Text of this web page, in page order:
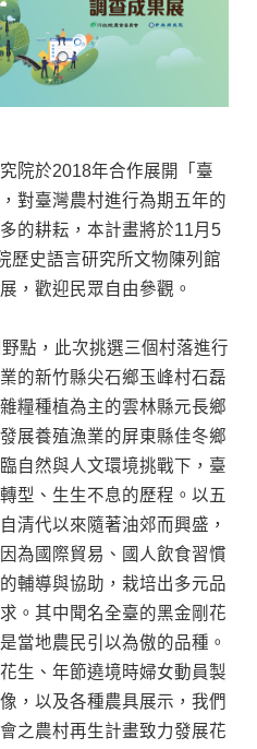
院於2018年合作展開「臺
對臺灣農村進行為期五年的
的耕耘，本計畫將於11月5
歷史語言研究所文物陳列館
，歡迎民眾自由參觀。
點，此次挑選三個村落進行
的新竹縣尖石鄉玉峰村石磊
糧種植為主的雲林縣元長鄉
展養殖漁業的屏東縣佳冬鄉
自然與人文環境挑戰下，臺
型、生生不息的歷程。以五
清代以來隨著油郊而興盛，
為國際貿易、國人飲食習慣
輔導與協助，栽培出多元品
。其中聞名全臺的黑金剛花
當地農民引以為傲的品種。
生、年節遶境時婦女動員製
，以及各種農具展示，我們
之農村再生計畫致力發展花